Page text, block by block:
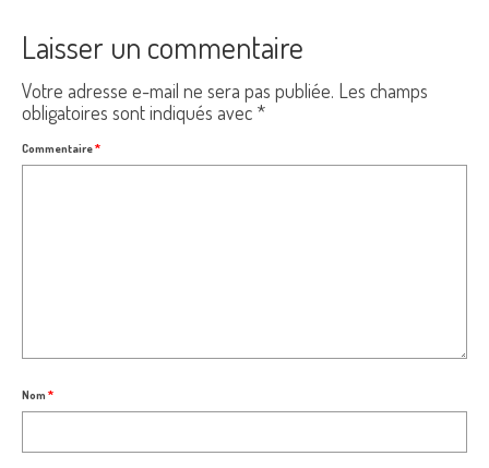
Laisser un commentaire
Votre adresse e-mail ne sera pas publiée. Les champs
obligatoires sont indiqués avec *
Commentaire*
Nom *